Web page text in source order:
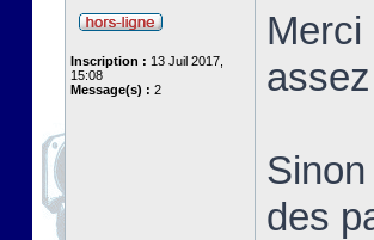
Inscription : 13 Juil 2017,
15:08
Message(s) : 2
Merci
des